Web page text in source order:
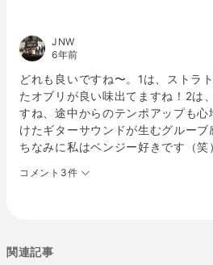
JNW
6年前
どれも良いですね〜。1は、ストラ
たオブリが良い味出てますね！2は
すね、途中からのテンポアップも
けたギターサウンドが生むグルーブ
ちなみに私はベンジー好きです（笑
コメント3件
関連記事